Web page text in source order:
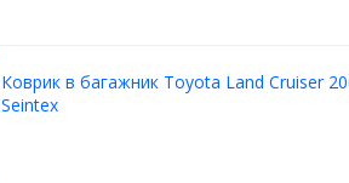
Коврик в багажник Toyota Land Cruiser
Seintex